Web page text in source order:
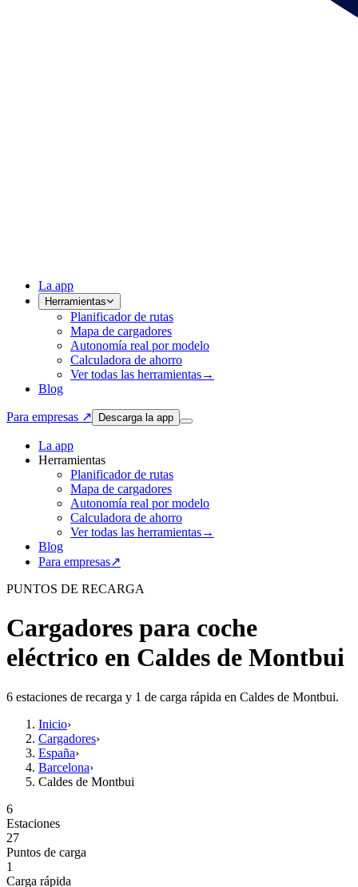
La app
Herramientas
Planificador de rutas
Mapa de cargadores
Autonomía real por modelo
Calculadora de ahorro
Ver todas las herramientas→
Blog
Para empresas ↗ Descarga la app
La app
Herramientas
Planificador de rutas
Mapa de cargadores
Autonomía real por modelo
Calculadora de ahorro
Ver todas las herramientas→
Blog
Para empresas↗
PUNTOS DE RECARGA
Cargadores para coche
eléctrico en Caldes de Montbui
6 estaciones de recarga y 1 de carga rápida en Caldes de Montbui.
Inicio›
Cargadores›
España›
Barcelona›
Caldes de Montbui
6
Estaciones
27
Puntos de carga
1
Carga rápida